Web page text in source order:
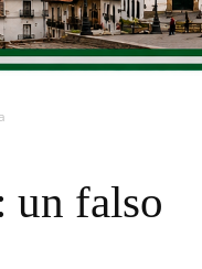
un falso